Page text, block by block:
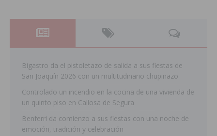
Bigastro da el pistoletazo de salida a sus fiestas de
San Joaquín 2026 con un multitudinario chupinazo
Controlado un incendio en la cocina de una vivienda de
un quinto piso en Callosa de Segura
Benferri da comienzo a sus fiestas con una noche de
emoción, tradición y celebración